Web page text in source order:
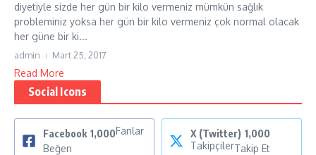
diyetiyle sizde her gün bir kilo vermeniz mümkün sağlık
probleminiz yoksa her gün bir kilo vermeniz çok normal olacak
her güne bir ki...
admin Mart 25, 2017
Read More
Social Icons
Facebook 1,000Fanlar
Beğen
X (Twitter) 1,000
TakipçilerTakip Et